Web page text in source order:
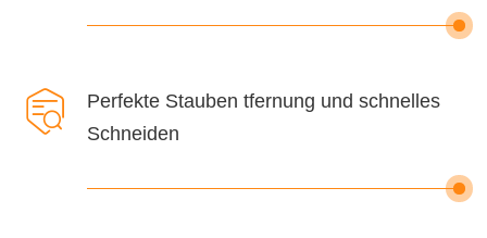

Perfekte Stauben tfernung und schnelles
Schneiden